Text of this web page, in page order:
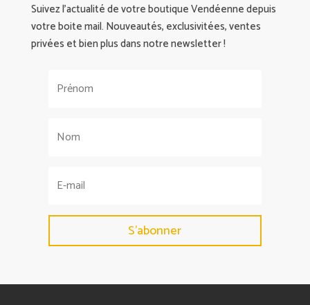
Suivez l’actualité de votre boutique Vendéenne depuis
votre boite mail. Nouveautés, exclusivitées, ventes
privées et bien plus dans notre newsletter !
S'abonner